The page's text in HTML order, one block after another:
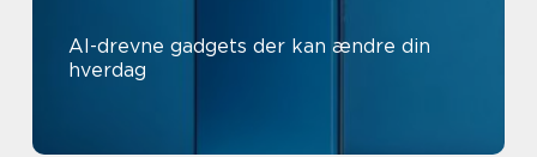
AI-drevne gadgets der kan ændre din
hverdag